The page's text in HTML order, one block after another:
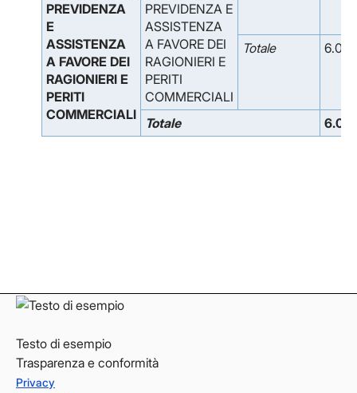
PREVIDENZA
E
ASSISTENZA
A FAVORE DEI
RAGIONIERI E
PERITI
COMMERCIALI
PREVIDENZA E
ASSISTENZA
A FAVORE DEI
RAGIONIERI E
PERITI
COMMERCIALI
Totale 6.075
Totale
Testo di esempio
Trasparenza e conformità
Privacy